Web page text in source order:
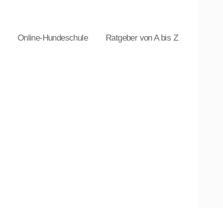
Online-Hundeschule Ratgeber von A bis Z